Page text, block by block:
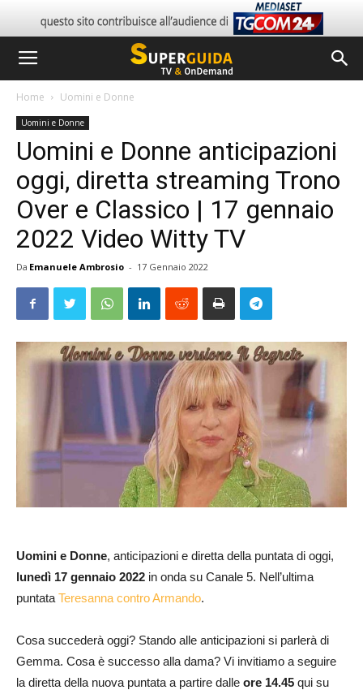
Home Uomini e Donne
Uomini e Donne
Uomini e Donne anticipazioni
oggi, diretta streaming Trono
Over e Classico | 17 gennaio
2022 Video Witty TV
Da Emanuele Ambrosio - 17 Gennaio 2022
Uomini e Donne, anticipazioni e diretta della puntata di oggi,
lunedì 17 gennaio 2022 in onda su Canale 5. Nell’ultima
puntata Teresanna contro Armando.
Cosa succederà oggi? Stando alle anticipazioni si parlerà di
Gemma. Cosa è successo alla dama? Vi invitiamo a seguire
la diretta della nuova puntata a partire dalle ore 14.45 qui su